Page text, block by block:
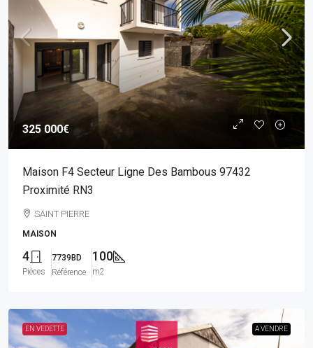
325 000€
Maison F4 Secteur Ligne Des Bambous 97432
Proximité RN3
SAINT PIERRE
MAISON
4
Pièces
7739BD
Référence
100
m2
EN VEDETTE A VENDRE